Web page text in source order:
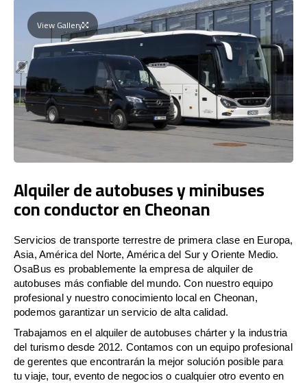
View Gallery
Alquiler de autobuses y minibuses
con conductor en Cheonan
Servicios de transporte terrestre de primera clase en Europa,
Asia, América del Norte, América del Sur y Oriente Medio.
OsaBus es probablemente la empresa de alquiler de
autobuses más confiable del mundo. Con nuestro equipo
profesional y nuestro conocimiento local en Cheonan,
podemos garantizar un servicio de alta calidad.
Trabajamos en el alquiler de autobuses chárter y la industria
del turismo desde 2012. Contamos con un equipo profesional
de gerentes que encontrarán la mejor solución posible para
tu viaje, tour, evento de negocios o cualquier otro evento en